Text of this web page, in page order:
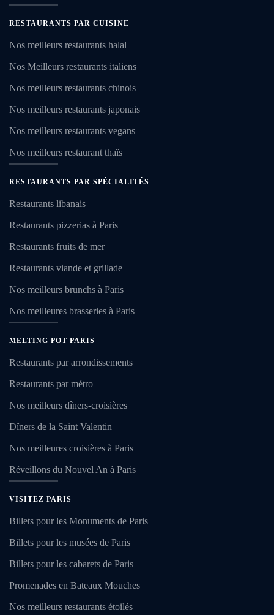
RESTAURANTS PAR CUISINE
Nos meilleurs restaurants halal
Nos Meilleurs restaurants italiens
Nos meilleurs restaurants chinois
Nos meilleurs restaurants japonais
Nos meilleurs restaurants vegans
Nos meilleurs restaurant thaïs
RESTAURANTS PAR SPÉCIALITÉS
Restaurants libanais
Restaurants pizzerias à Paris
Restaurants fruits de mer
Restaurants viande et grillade
Nos meilleurs brunchs à Paris
Nos meilleures brasseries à Paris
MELTING POT PARIS
Restaurants par arrondissements
Restaurants par métro
Nos meilleurs dîners-croisières
Dîners de la Saint Valentin
Nos meilleures croisières à Paris
Réveillons du Nouvel An à Paris
VISITEZ PARIS
Billets pour les Monuments de Paris
Billets pour les musées de Paris
Billets pour les cabarets de Paris
Promenades en Bateaux Mouches
Nos meilleurs restaurants étoilés